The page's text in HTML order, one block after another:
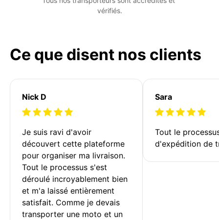
vérifiés.
Ce que disent nos clients
Nick D
Je suis ravi d'avoir
découvert cette plateforme
pour organiser ma livraison.
Tout le processus s'est
déroulé incroyablement bien
et m'a laissé entièrement
satisfait. Comme je devais
transporter une moto et un
Sara
Tout le
d'expédition de